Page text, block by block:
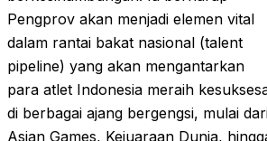
Pengprov akan menjadi elemen vital
dalam rantai bakat nasional (talent
pipeline) yang akan mengantarkan
para atlet Indonesia meraih
di berbagai ajang bergengsi, mulai
Asian Games, Kejuaraan Dunia,